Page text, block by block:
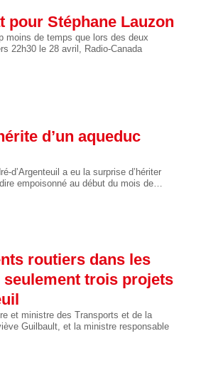
pour Stéphane Lauzon
moins de temps que lors des deux
22h30 le 28 avril, Radio-Canada
d’un aqueduc
d’Argenteuil a eu la surprise d’hériter
empoisonné au début du mois de…
routiers dans les
seulement trois projets
et ministre des Transports et de la
Guilbault, et la ministre responsable